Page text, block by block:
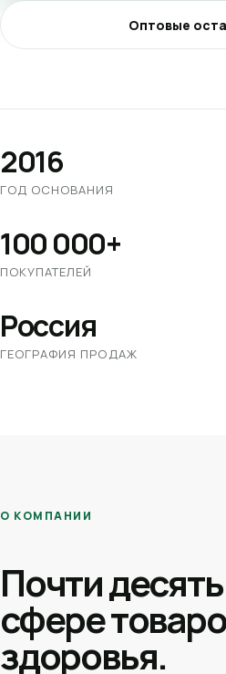
Оптовые
2016
ГОД ОСНОВАНИЯ
100 000+
ПОКУПАТЕЛЕЙ
Россия
ГЕОГРАФИЯ ПРОДАЖ
О КОМПАНИИ
Почти
сфере
здоровья.